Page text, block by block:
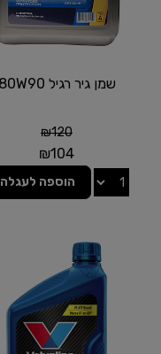
שמן גיר רגיל 80W90
₪120
₪104
הוספה לעגלה